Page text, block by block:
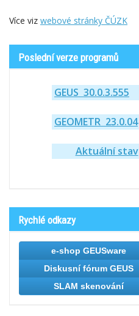
Více viz webové stránky ČÚZK
Poslední verze programů
GEUS 30.0.3.555
GEOMETR 23.0.04
Aktuální stav
Rychlé odkazy
e-shop GEUSware
Diskusní fórum GEUS
SLAM skenování